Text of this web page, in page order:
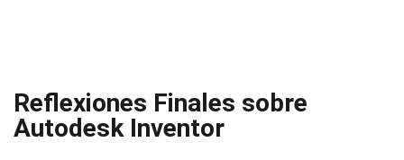
Reflexiones Finales sobre
Autodesk Inventor